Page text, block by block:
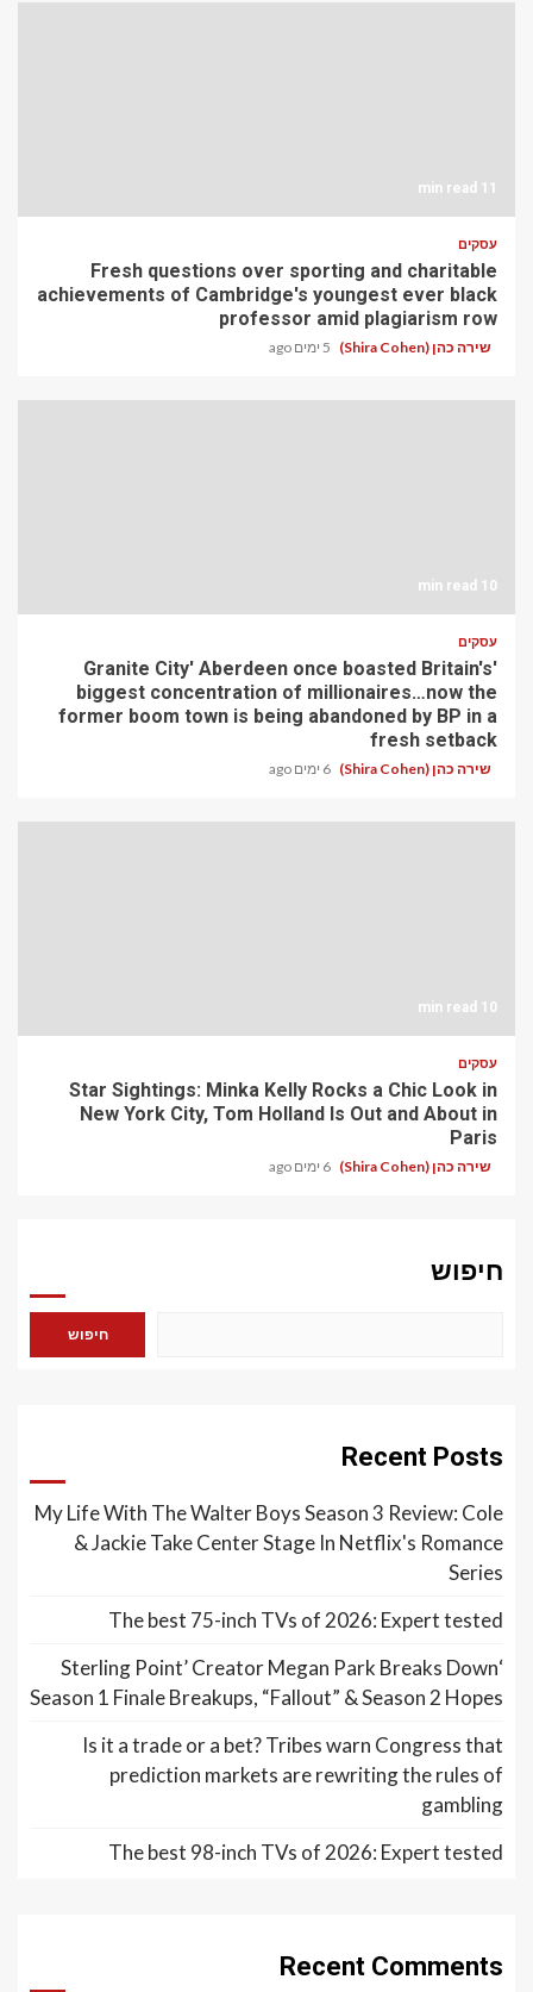
11 min read
עסקים
Fresh questions over sporting and charitable
achievements of Cambridge's youngest ever black
professor amid plagiarism row
שירה כהן (Shira Cohen) 5 ימים ago
10 min read
עסקים
'Granite City' Aberdeen once boasted Britain's
biggest concentration of millionaires…now the
former boom town is being abandoned by BP in a
fresh setback
שירה כהן (Shira Cohen) 6 ימים ago
10 min read
עסקים
Star Sightings: Minka Kelly Rocks a Chic Look in
New York City, Tom Holland Is Out and About in
Paris
שירה כהן (Shira Cohen) 6 ימים ago
חיפוש
חיפוש
Recent Posts
My Life With The Walter Boys Season 3 Review: Cole
& Jackie Take Center Stage In Netflix's Romance
Series
The best 75-inch TVs of 2026: Expert tested
‘Sterling Point’ Creator Megan Park Breaks Down
Season 1 Finale Breakups, “Fallout” & Season 2 Hopes
Is it a trade or a bet? Tribes warn Congress that
prediction markets are rewriting the rules of
gambling
The best 98-inch TVs of 2026: Expert tested
Recent Comments